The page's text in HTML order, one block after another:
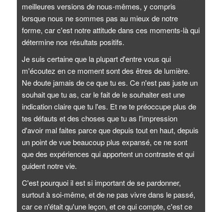
meilleures versions de nous-mêmes, y compris
lorsque nous ne sommes pas au mieux de notre
forme, car c'est notre attitude dans ces moments-là qui
détermine nos résultats positifs.
Je suis certaine que la plupart d'entre vous qui
m'écoutez en ce moment sont des êtres de lumière.
Ne doute jamais de ce que tu es. Ce n'est pas juste un
souhait que tu as, car le fait de le souhaiter est une
indication claire que tu l'es. Et ne te préoccupe plus de
tes défauts et des choses que tu as l'impression
d'avoir mal faites parce que depuis tout en haut, depuis
un point de vue beaucoup plus expansé, ce ne sont
que des expériences qui apportent un contraste et qui
guident notre vie.
C'est pourquoi il est si important de se pardonner,
surtout à soi-même, et de ne pas vivre dans le passé,
car ce n'était qu'une leçon, et ce qui compte, c'est ce